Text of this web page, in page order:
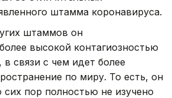
штамма коронавируса.
штаммов он
высокой контагиозностью
связи с чем идет более
по миру. То есть, он
сих пор полностью не изучено